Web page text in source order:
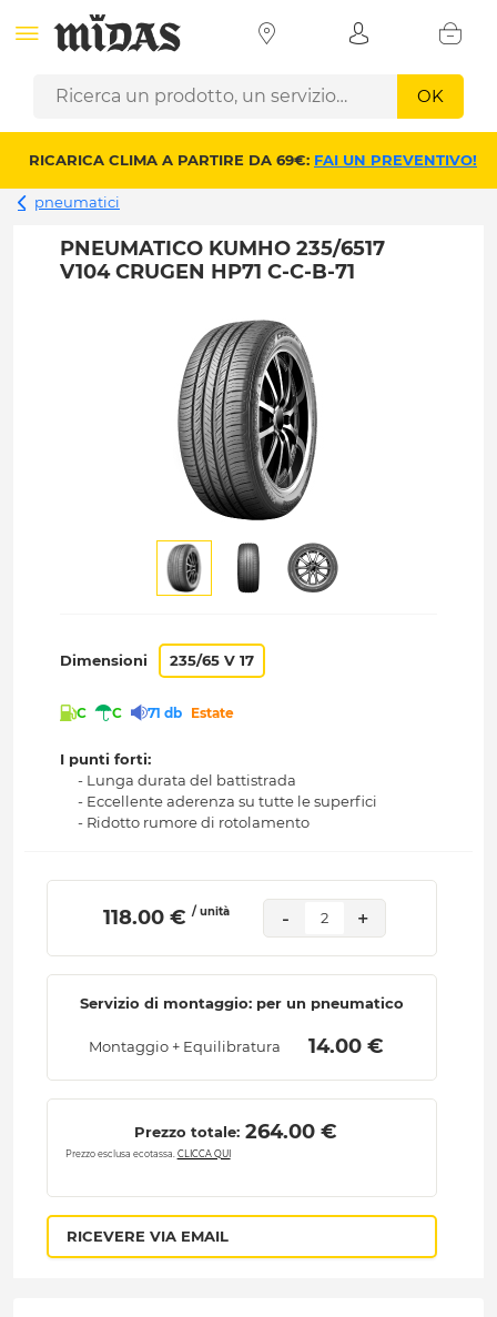
OK
RICARICA CLIMA A PARTIRE DA 69€: FAI UN PREVENTIVO!
pneumatici
PNEUMATICO KUMHO 235/6517
V104 CRUGEN HP71 C-C-B-71
Dimensioni 235/65 V 17
C C 71 db Estate
I punti forti:
- Lunga durata del battistrada
- Eccellente aderenza su tutte le superfici
- Ridotto rumore di rotolamento
118.00 € / unità - 2 +
Servizio di montaggio: per un pneumatico
Montaggio + Equilibratura 14.00 €
Prezzo totale: 264.00 €
Prezzo esclusa ecotassa. CLICCA QUI
RICEVERE VIA EMAIL